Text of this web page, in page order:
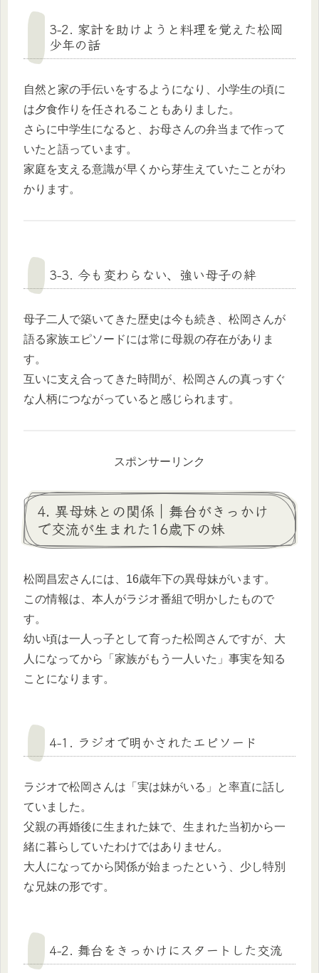
3-2. 家計を助けようと料理を覚えた松岡
少年の話
自然と家の手伝いをするようになり、小学生の頃に
は夕食作りを任されることもありました。
さらに中学生になると、お母さんの弁当まで作って
いたと語っています。
家庭を支える意識が早くから芽生えていたことがわ
かります。
3-3. 今も変わらない、強い母子の絆
母子二人で築いてきた歴史は今も続き、松岡さんが
語る家族エピソードには常に母親の存在がありま
す。
互いに支え合ってきた時間が、松岡さんの真っすぐ
な人柄につながっていると感じられます。
スポンサーリンク
4. 異母妹との関係｜舞台がきっかけ
で交流が生まれた16歳下の妹
松岡昌宏さんには、16歳年下の異母妹がいます。
この情報は、本人がラジオ番組で明かしたもので
す。
幼い頃は一人っ子として育った松岡さんですが、大
人になってから「家族がもう一人いた」事実を知る
ことになります。
4-1. ラジオで明かされたエピソード
ラジオで松岡さんは「実は妹がいる」と率直に話し
ていました。
父親の再婚後に生まれた妹で、生まれた当初から一
緒に暮らしていたわけではありません。
大人になってから関係が始まったという、少し特別
な兄妹の形です。
4-2. 舞台をきっかけにスタートした交流